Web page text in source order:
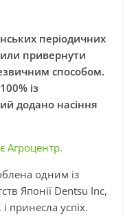
періодичних
привернути
способом.
із
додано насіння
Агроцентр.
одним із
Японії Dentsu Inc,
принесла успіх.